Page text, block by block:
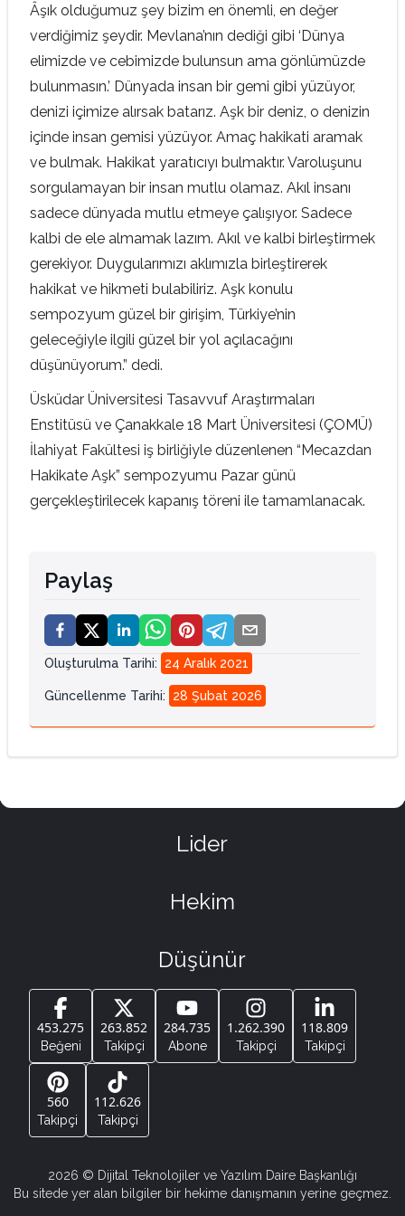
Âşık olduğumuz şey bizim en önemli, en değer
verdiğimiz şeydir. Mevlana’nın dediği gibi ‘Dünya
elimizde ve cebimizde bulunsun ama gönlümüzde
bulunmasın.’ Dünyada insan bir gemi gibi yüzüyor,
denizi içimize alırsak batarız. Aşk bir deniz, o denizin
içinde insan gemisi yüzüyor. Amaç hakikati aramak
ve bulmak. Hakikat yaratıcıyı bulmaktır. Varoluşunu
sorgulamayan bir insan mutlu olamaz. Akıl insanı
sadece dünyada mutlu etmeye çalışıyor. Sadece
kalbi de ele almamak lazım. Akıl ve kalbi birleştirmek
gerekiyor. Duygularımızı aklımızla birleştirerek
hakikat ve hikmeti bulabiliriz. Aşk konulu
sempozyum güzel bir girişim, Türkiye’nin
geleceğiyle ilgili güzel bir yol açılacağını
düşünüyorum.” dedi.
Üsküdar Üniversitesi Tasavvuf Araştırmaları
Enstitüsü ve Çanakkale 18 Mart Üniversitesi (ÇOMÜ)
İlahiyat Fakültesi iş birliğiyle düzenlenen “Mecazdan
Hakikate Aşk” sempozyumu Pazar günü
gerçekleştirilecek kapanış töreni ile tamamlanacak.
Paylaş
Oluşturulma Tarihi: 24 Aralık 2021
Güncellenme Tarihi: 28 Şubat 2026
Lider
Hekim
Düşünür
453.275
Beğeni
263.852
Takipçi
284.735
Abone
1.262.390
Takipçi
118.809
Takipçi
560
Takipçi
112.626
Takipçi
2026 © Dijital Teknolojiler ve Yazılım Daire Başkanlığı
Bu sitede yer alan bilgiler bir hekime danışmanın yerine geçmez.